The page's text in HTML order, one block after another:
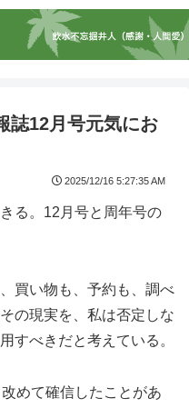
誌12月号元気にお
2025/12/16 5:27:35 AM
る。12月号と周年号の
買い物も、予約も、調べ
の現実を、私は否定しな
すべきだと考えている。
めて確信したことがあ